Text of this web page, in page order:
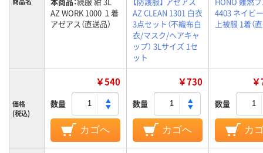
AZ WORK 1000 １着
アゼアス（直送品）
AZ CLEAN 1301 白衣
3点セット（不織布白
衣/マスク/ヘアキャ
ップ） 3Lサイズ 1セ
ット
4403 ネイビ
上被服 1着（
価格
(税込)
￥540
数量
カゴへ
￥730
数量
カゴへ
数量
カ